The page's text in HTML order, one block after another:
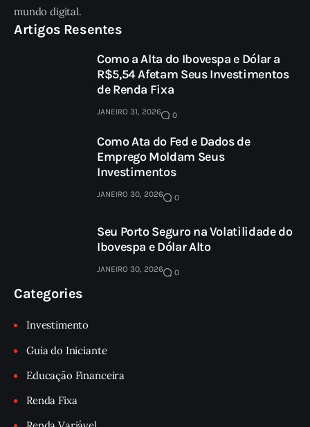
mundo digital.
Artigos Resentes
Como a Alta do Ibovespa e Dólar a
R$5,54 Afetam Seus Investimentos
de Renda Fixa
JANEIRO 31, 2026 0
Como Ata do Fed e Dados de
Emprego Moldam Seus
Investimentos
JANEIRO 30, 2026 0
Seu Porto Seguro na Volatilidade do
Ibovespa e Dólar Alto
JANEIRO 30, 2026 0
Categories
Investimento
Guia do Iniciante
Educação Financeira
Renda Fixa